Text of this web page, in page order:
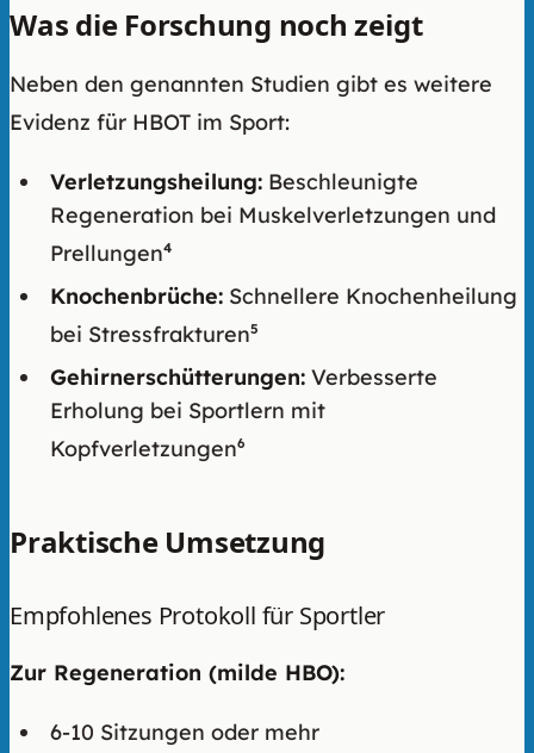
Was die Forschung noch zeigt
Neben den genannten Studien gibt es weitere
Evidenz für HBOT im Sport:
Verletzungsheilung: Beschleunigte
Regeneration bei Muskelverletzungen und
Prellungen4
Knochenbrüche: Schnellere Knochenheilung
bei Stressfrakturen5
Gehirnerschütterungen: Verbesserte
Erholung bei Sportlern mit
Kopfverletzungen6
Praktische Umsetzung
Empfohlenes Protokoll für Sportler
Zur Regeneration (milde HBO):
6-10 Sitzungen oder mehr